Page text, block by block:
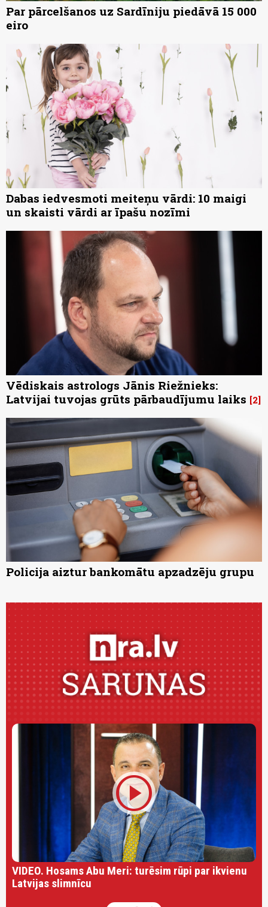
Par pārcelšanos uz Sardīniju piedāvā 15 000
eiro
Dabas iedvesmoti meiteņu vārdi: 10 maigi
un skaisti vārdi ar īpašu nozīmi
Vēdiskais astrologs Jānis Riežnieks:
Latvijai tuvojas grūts pārbaudījumu laiks 2
Policija aiztur bankomātu apzadzēju grupu
play_circle
VIDEO. Hosams Abu Meri: turēsim rūpi par ikvienu
Latvijas slimnīcu